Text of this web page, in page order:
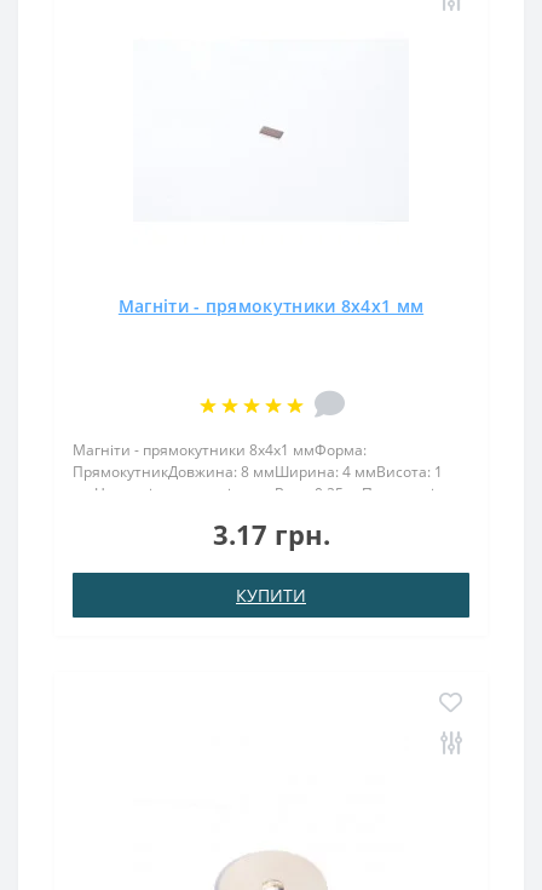
Магніти - прямокутники 8x4x1 мм
Магніти - прямокутники 8x4x1 ммФорма:
ПрямокутникДовжина: 8 ммШирина: 4 ммВисота: 1
ммНамагнічення: аксіальнеВага: 0,25 грПоверх. нікель
кгТемпература використання: до 80 ° CМагніт 8х4х1
3.17 грн.
КУПИТИ